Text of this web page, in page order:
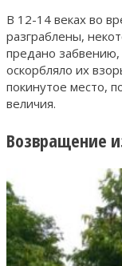
В 12-14 веках во
разграблены,
предано забвению,
оскорбляло их
покинутое место,
величия.
Возвращение